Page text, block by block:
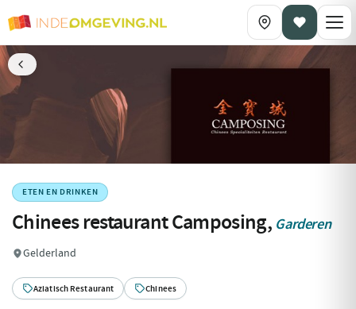
ETEN EN DRINKEN
Chinees restaurant Camposing, Garderen
Gelderland
Aziatisch Restaurant Chinees